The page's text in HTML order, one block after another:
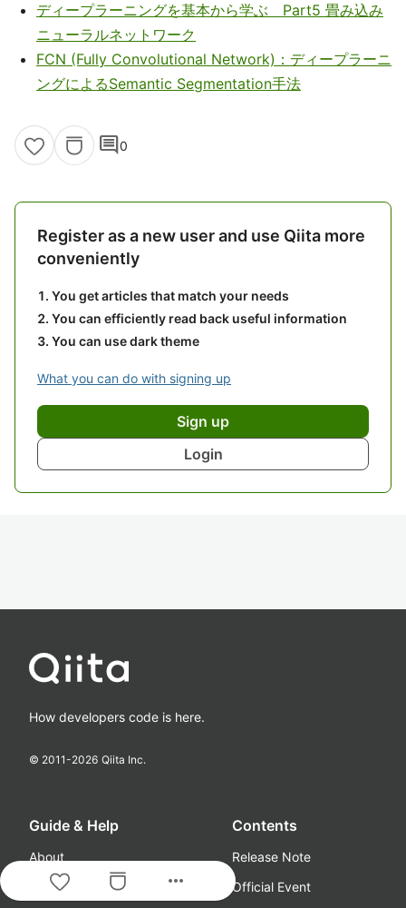
ディープラーニングを基本から学ぶ Part5 畳み込み
ニューラルネットワーク
FCN (Fully Convolutional Network)：ディープラーニ
ングによるSemantic Segmentation手法
comment0
Register as a new user and use Qiita more
conveniently
You get articles that match your needs
You can efficiently read back useful information
You can use dark theme
What you can do with signing up
Sign up
Login
more_horiz
How developers code is here.
© 2011-2026 Qiita Inc.
Guide & Help
About
Terms
Contents
Release Note
Official Event